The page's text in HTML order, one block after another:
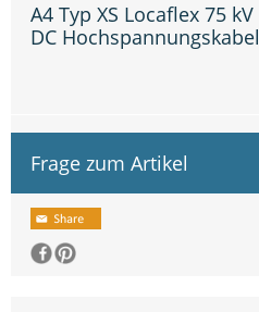
A4 Typ XS Locaflex 75 kV
DC Hochspannungskabel
Frage zum Artikel